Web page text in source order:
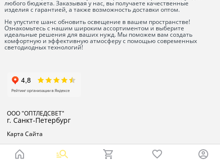
любого бюджета. Заказывая у нас, вы получаете качественные
изделия с гарантией, а также возможность доставки оптом.
Не упустите шанс обновить освещение в вашем пространстве!
Ознакомьтесь с нашим широким ассортиментом и выберите
идеальные решения для ваших нужд. Мы поможем вам создать
комфортную и эффективную атмосферу с помощью современных
светодиодных технологий!
ООО "ОПТЛЕДСВЕТ"
г. Санкт-Петербург
Карта Сайта